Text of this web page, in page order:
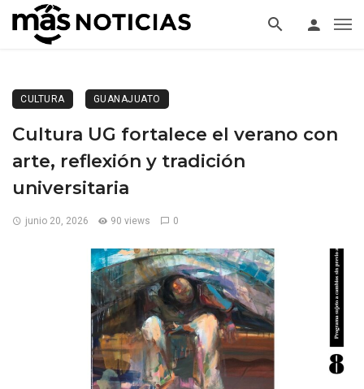
CULTURA GUANAJUATO
Cultura UG fortalece el verano con
arte, reflexión y tradición
universitaria
junio 20, 2026 90 views 0